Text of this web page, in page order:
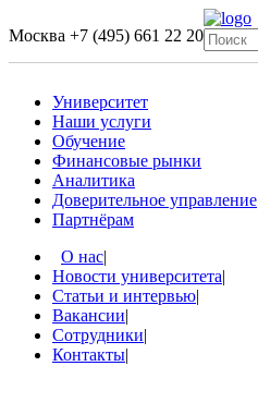
Москва +7 (495) 661 22 20
Университет
Наши услуги
Обучение
Финансовые рынки
Аналитика
Доверительное управление
Партнёрам
О нас|
Новости университета|
Статьи и интервью|
Вакансии|
Сотрудники|
Контакты|